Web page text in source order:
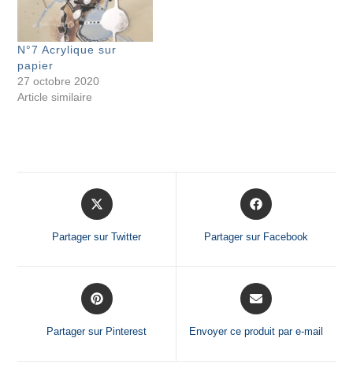
N°7 Acrylique sur
papier
27 octobre 2020
Article similaire
Partager sur Twitter Partager sur Facebook
Partager sur Pinterest Envoyer ce produit par e-mail